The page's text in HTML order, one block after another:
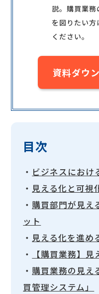
説。購買業
を図りたい方
ください。
資料ダウ
目次
・ ビジネスにおけ
・ 見える化と可視
・ 購買部門が見え
ット
・ 見える化を進め
・
【購買業務】
・ 購買業務の見え
買管理システム」